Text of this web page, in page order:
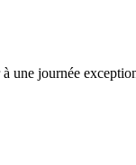
journée